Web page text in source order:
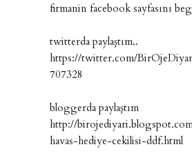
firmanin facebook sayfasını
twitterda paylaştım..
https://twitter.com/
707328
bloggerda paylaştım
http://
havas-hediye-cekilisi-ddf.html